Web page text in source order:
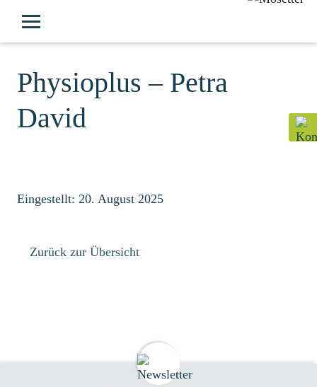
Physioplus – Petra
David
Eingestellt: 20. August 2025
Zurück zur Übersicht